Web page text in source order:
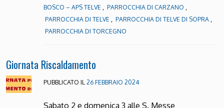
BOSCO – APS TELVE
PARROCCHIA DI CARZANO
PARROCCHIA DI TELVE PARROCCHIA DI TELVE DI SOPRA
PARROCCHIA DI TORCEGNO
Giornata Riscaldamento
PUBBLICATO IL 26 FEBBRAIO 2024
Sabato 2 e domenica 3 alle S. Messe